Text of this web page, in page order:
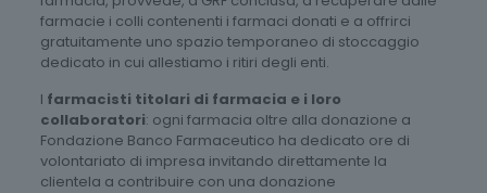
farmacie i colli contenenti i farmaci donati e a offrirci
gratuitamente uno spazio temporaneo di stoccaggio
dedicato in cui allestiamo i ritiri degli enti.
I farmacisti titolari di farmacia e i loro
collaboratori: ogni farmacia oltre alla donazione a
Fondazione Banco Farmaceutico ha dedicato ore di
volontariato di impresa invitando direttamente la
clientela a contribuire con una donazione